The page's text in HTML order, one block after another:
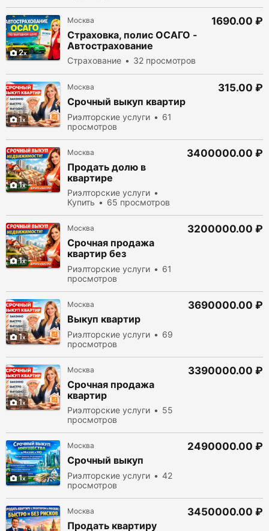
2
Москва
Страховка, полис ОСАГО -
Автострахование
Страхование 32 просмотров
1690.00 ₽
1
Москва
Срочный выкуп квартир
Риэлторские услуги
61
просмотров
315.00 ₽
1
Москва
Продать долю в
квартире
Риэлторские услуги
Купить
65 просмотров
3400000.00 ₽
1
Москва
Срочная продажа
квартир без
посредников
Риэлторские услуги
61
просмотров
3200000.00 ₽
1
Москва
Выкуп квартир
Риэлторские услуги
69
просмотров
3690000.00 ₽
1
Москва
Срочная продажа
квартир
Риэлторские услуги
55
просмотров
3390000.00 ₽
1
Москва
Срочный выкуп
Риэлторские услуги
42
просмотров
2490000.00 ₽
Москва
Продать квартиру
3450000.00 ₽